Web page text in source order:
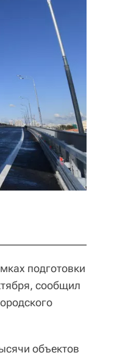
подготовки
сообщил
объектов